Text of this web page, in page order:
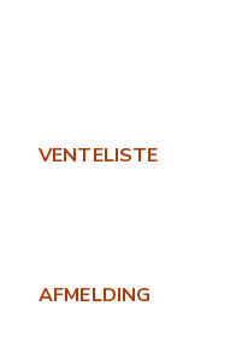
VENTELISTE
AFMELDING